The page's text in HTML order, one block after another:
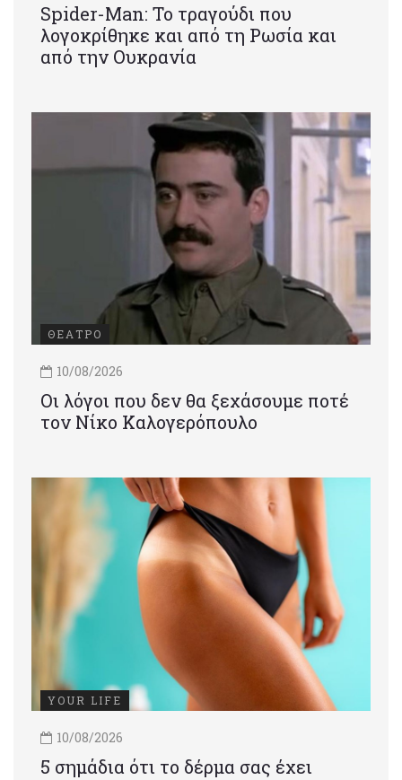
Spider-Man: Το τραγούδι που
λογοκρίθηκε και από τη Ρωσία και
από την Ουκρανία
ΘΕΑΤΡΟ
10/08/2026
Οι λόγοι που δεν θα ξεχάσουμε ποτέ
τον Νίκο Καλογερόπουλο
YOUR LIFE
10/08/2026
5 σημάδια ότι το δέρμα σας έχει